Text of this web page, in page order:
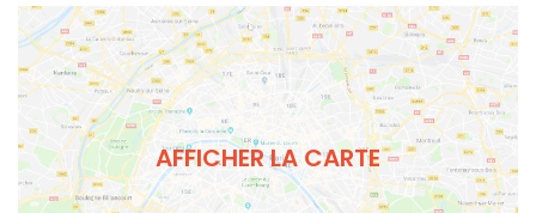
AFFICHER LA CARTE